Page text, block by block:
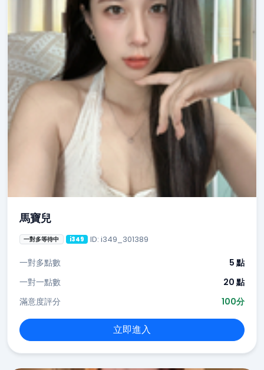
馬寶兒
一對多等待中 i349 ID: i349_301389
一對多點數
5 點
一對一點數
20 點
滿意度評分
100分
立即進入